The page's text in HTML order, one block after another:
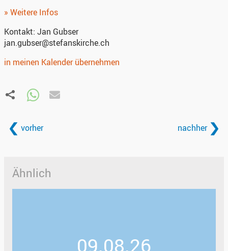
» Weitere Infos
Kontakt: Jan Gubser
jan.gubser@stefanskirche.ch
in meinen Kalender übernehmen
vorher nachher
Ähnlich
09.08.26